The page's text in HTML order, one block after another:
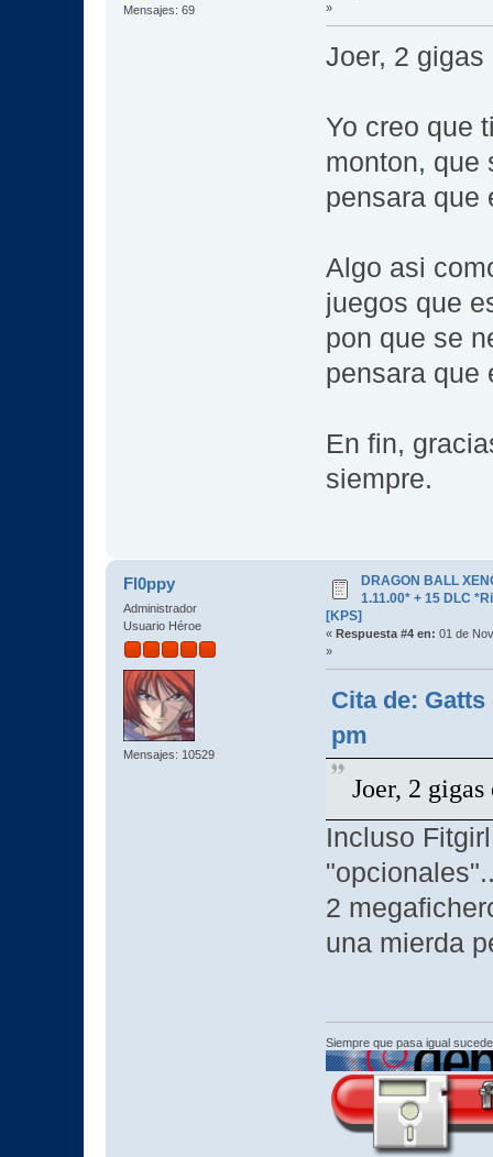
Mensajes: 69
»
Joer, 2
Yo creo que
monton, que
pensara que
Algo asi
juegos que
pon que se
pensara que
En fin,
siempre.
Fl0ppy
Administrador
Usuario Héroe
Mensajes: 10529
DRAGON BALL
1.11.00* + 15 DLC
[KPS]
« Respuesta #4 en: 01 de
»
Cita de: Gatts
pm
Joer, 2
Incluso
2
una mierda
Siempre que pasa igual